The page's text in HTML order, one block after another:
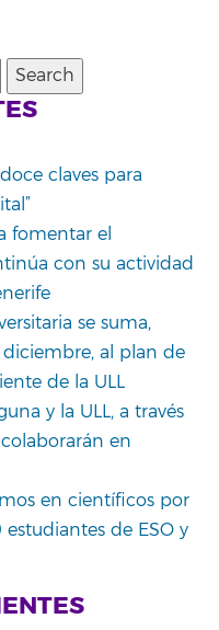
claves para
fomentar el
con su actividad
se suma,
al plan de
de la ULL
y la ULL, a través
en
en científicos por
de ESO y